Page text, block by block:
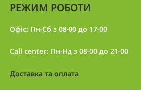
РЕЖИМ РОБОТИ
Офіс: Пн-Сб з 08-00 до 17-00
Call center: Пн-Нд з 08-00 до 21-00
Доставка та оплата